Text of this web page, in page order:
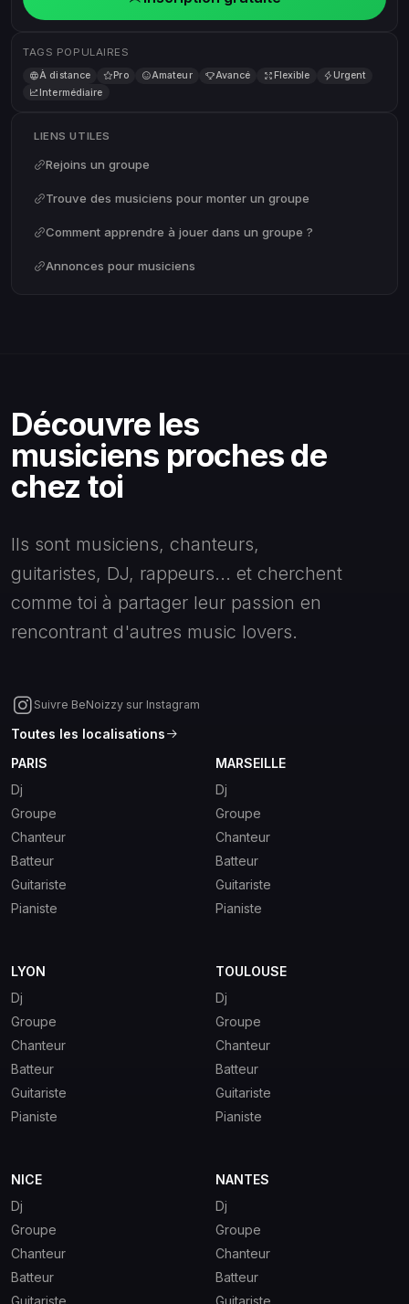
TAGS POPULAIRES
À distance Pro Amateur Avancé Flexible
Urgent
Intermédiaire
LIENS UTILES
Rejoins un groupe
Trouve des musiciens pour monter un groupe
Comment apprendre à jouer dans un groupe ?
Annonces pour musiciens
Découvre les
musiciens proches de
chez toi
Ils sont musiciens, chanteurs,
guitaristes, DJ, rappeurs... et cherchent
comme toi à partager leur passion en
rencontrant d'autres music lovers.
Suivre BeNoizzy sur Instagram
Toutes les localisations
PARIS
Dj
Groupe
Chanteur
Batteur
Guitariste
Pianiste
MARSEILLE
Dj
Groupe
Chanteur
Batteur
Guitariste
Pianiste
LYON
Dj
Groupe
Chanteur
Batteur
Guitariste
Pianiste
TOULOUSE
Dj
Groupe
Chanteur
Batteur
Guitariste
Pianiste
NICE
Dj
Groupe
Chanteur
Batteur
NANTES
Dj
Groupe
Chanteur
Batteur